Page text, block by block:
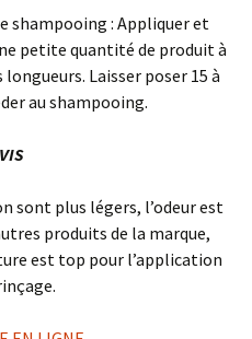
shampooing : Appliquer et
petite quantité de produit à
Laisser poser 15 à
au shampooing.
sont plus légers, l’odeur est
produits de la marque,
est top pour l’application